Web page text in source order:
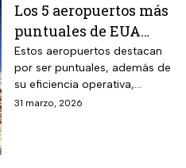
Los 5 aeropuertos más
puntuales de EUA
para viajar en Semana
Santa
Estos aeropuertos destacan
por ser puntuales, además de
su eficiencia operativa,
gestión del flujo de pasajeros
31 marzo, 2026